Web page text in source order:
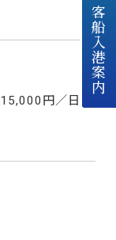
15,000円／日
客船入港案内